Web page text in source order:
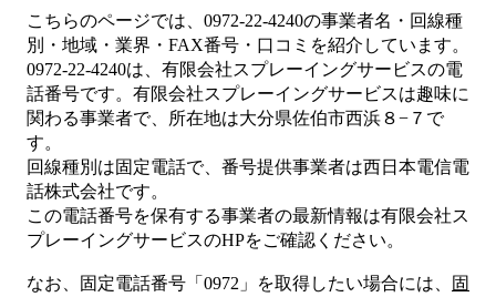
こちらのページでは、 0972-22-4240の事業者名・回線種
別・地域・業界・FAX番号・口コミを紹介しています。
0972-22-4240は、 有限会社スプレーイングサービスの電
話番号です。 有限会社スプレーイングサービスは趣味に
関わる事業者で、所在地は大分県佐伯市西浜８−７ で
す。
回線種別は固定電話で、番号提供事業者は西日本電信電
話株式会社です。
この電話番号を保有する事業者の最新情報は有限会社ス
プレーイングサービスのHPをご確認ください。
なお、固定電話番号「 0972 」を取得したい場合には、
固